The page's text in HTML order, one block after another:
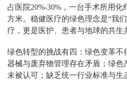
占医院20%-30%，一台手术所用
方米。稳健医疗的绿色理念是“我
疗，更是医护、患者与地球的共生
绿色转型的挑战有四：绿色变革不
器械与废弃物管理存在矛盾；绿色
未被认可；缺乏统一行业标准与生